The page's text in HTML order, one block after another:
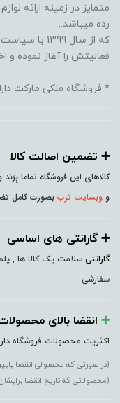
متمایز در زمینه ارائه
رده میباشد..
که از سال
فعالیتش را آغاز نموده و
* فروشگاه ملکی مارکت
➕️ تضمین اصالت کالا
کالاهای این فروشگاه تماما
و وبسایت ترب بصورت کامل
➕️ گارانتی های اساسی
گارانتی سلامت پک کالا ها ,
سفارشی
➕️ انقضا بالای
اکثریت محصولات فروشگاه
(در صورتی که محصولی انقضا
(محصولاتی که تاریخ انقضا